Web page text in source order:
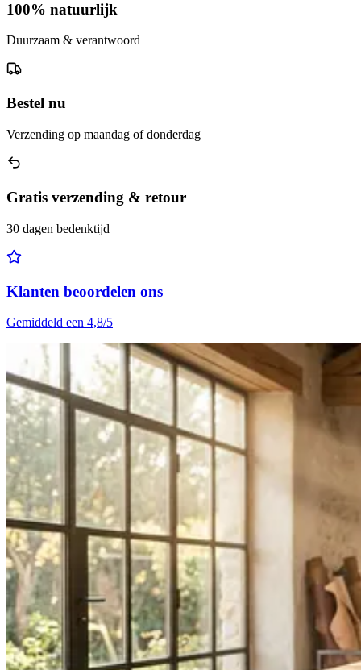
100% natuurlijk
Duurzaam & verantwoord
Bestel nu
Verzending op maandag of donderdag
Gratis verzending & retour
30 dagen bedenktijd
Klanten beoordelen ons
Gemiddeld een 4,8/5